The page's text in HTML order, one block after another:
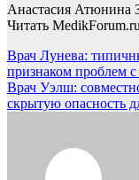
Анастасия Атюнина
Читать
Навигация
по
записям
Врач Лунева:
признаком проблем
Врач Уэлш:
скрытую опасность